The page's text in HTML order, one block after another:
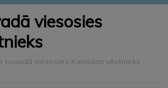
viesosies
novadā viesosies Kanādas vēstnieks